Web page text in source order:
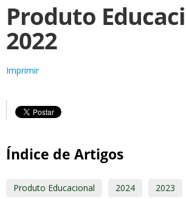
Produto
2022
Imprimir
Índice de Artigos
Produto Educacional 2024 2023